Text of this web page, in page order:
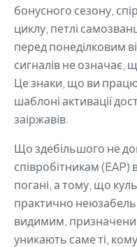
бонусного сезону,
циклу, петлі
перед понеділковим
сигналів не означає,
Це знаки, що ви
шаблоні активації
заіржавів.
Що здебільшого не
співробітникам
погані, а тому, що
практично
видимим,
уникають саме ті,